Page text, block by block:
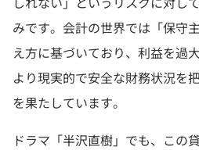
みです。会計の世界では「保守
え方に基づいており、利益を過
より現実的で安全な財務状況を
を果たしています。
ドラマ「半沢直樹」でも、この